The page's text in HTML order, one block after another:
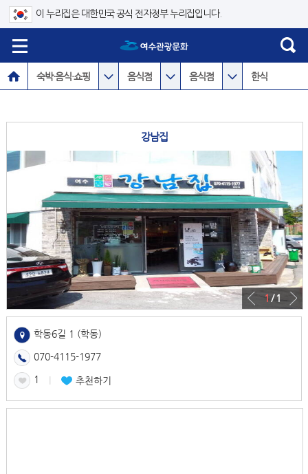
이 누리집은 대한민국 공식 전자정부 누리집입니다.
숙박·음식·쇼핑 음식점 음식점 한식
강남집
1 / 1
학동6길 1 (학동)
070-4115-1977
1 l 추천하기